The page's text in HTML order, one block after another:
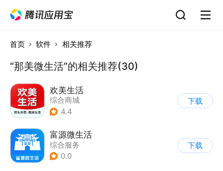
首页 软件 相关推荐
“那美微生活”的相关推荐(30)
欢美生活
综合商城
4.4
下载
富源微生活
综合服务
0.0
下载